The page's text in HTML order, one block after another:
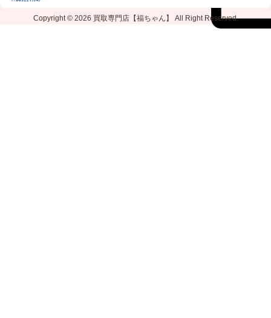
Copyright © 2026 買取専門店【福ちゃん】 All Right Reserved.